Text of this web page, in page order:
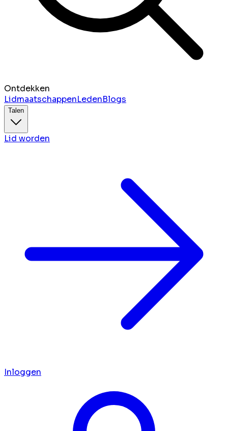
Ontdekken
LidmaatschappenLedenBlogs
Talen
Lid worden
Inloggen